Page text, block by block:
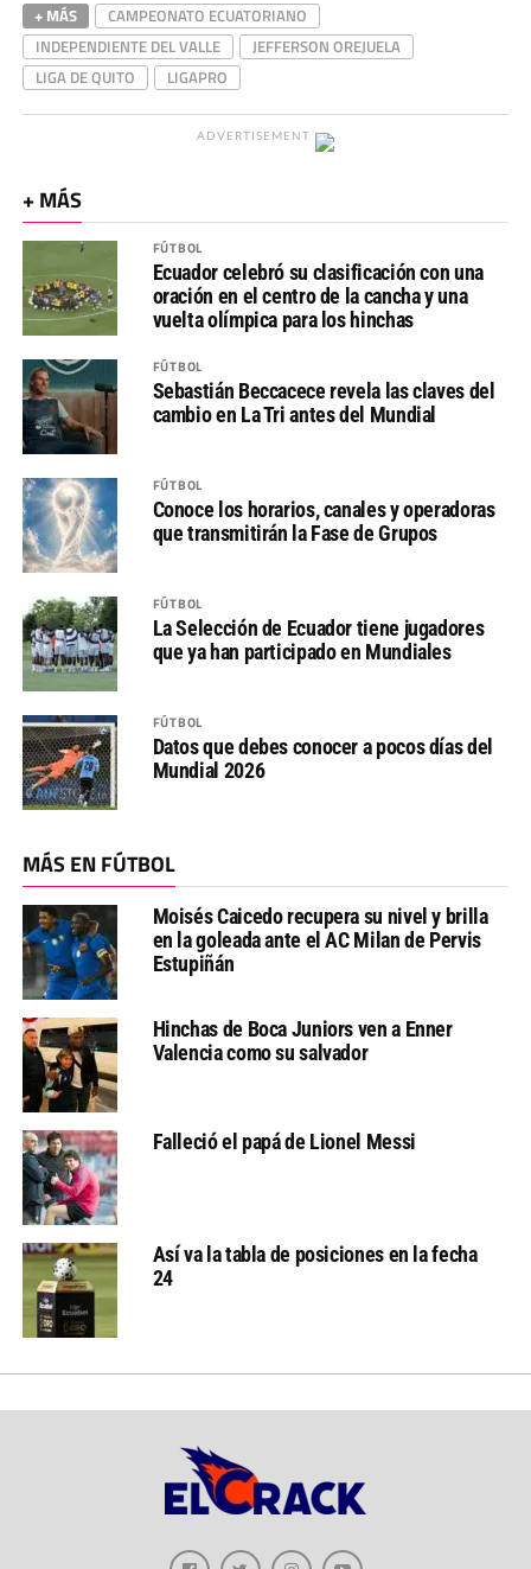
+ MÁS
CAMPEONATO ECUATORIANO
INDEPENDIENTE DEL VALLE
JEFFERSON OREJUELA
LIGA DE QUITO
LIGAPRO
ADVERTISEMENT
+ MÁS
FÚTBOL
Ecuador celebró su clasificación con una
oración en el centro de la cancha y una
vuelta olímpica para los hinchas
FÚTBOL
Sebastián Beccacece revela las claves del
cambio en La Tri antes del Mundial
FÚTBOL
Conoce los horarios, canales y operadoras
que transmitirán la Fase de Grupos
FÚTBOL
La Selección de Ecuador tiene jugadores
que ya han participado en Mundiales
FÚTBOL
Datos que debes conocer a pocos días del
Mundial 2026
MÁS EN FÚTBOL
Moisés Caicedo recupera su nivel y brilla
en la goleada ante el AC Milan de Pervis
Estupiñán
Hinchas de Boca Juniors ven a Enner
Valencia como su salvador
Falleció el papá de Lionel Messi
Así va la tabla de posiciones en la fecha
24